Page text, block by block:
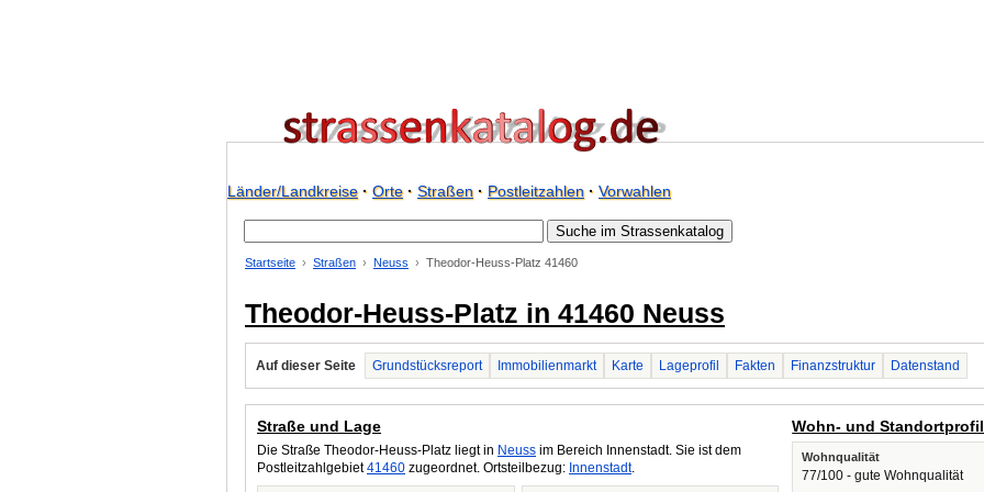
Länder/Landkreise· Orte· Straßen· Postleitzahlen· Vorwahlen
Startseite Straßen Neuss Theodor-Heuss-Platz 41460
Theodor-Heuss-Platz in 41460 Neuss
Auf dieser Seite Grundstücksreport Immobilienmarkt Karte Lageprofil Fakten Finanzstruktur Datenstand
Straße und Lage
Die Straße Theodor-Heuss-Platz liegt in Neuss im Bereich Innenstadt. Sie ist dem
Postleitzahlgebiet41460 zugeordnet. Ortsteilbezug: Innenstadt.
Wohn- und Standortprofil
Wohnqualität
77/100 - gute Wohnqualität